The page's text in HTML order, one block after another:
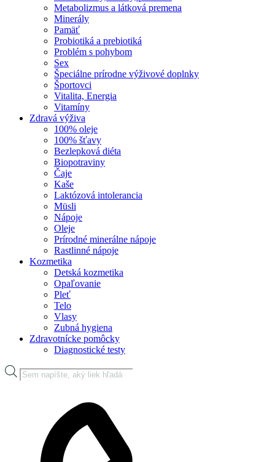
Metabolizmus a látková premena
Minerály
Pamäť
Probiotiká a prebiotiká
Problém s pohybom
Sex
Špeciálne prírodne výživové doplnky
Športovci
Vitalita, Energia
Vitamíny
Zdravá výživa
100% oleje
100% šťavy
Bezlepková diéta
Biopotraviny
Čaje
Kaše
Laktózová intolerancia
Müsli
Nápoje
Oleje
Prírodné minerálne nápoje
Rastlinné nápoje
Kozmetika
Detská kozmetika
Opaľovanie
Pleť
Telo
Vlasy
Zubná hygiena
Zdravotnícke pomôcky
Diagnostické testy
Products
search